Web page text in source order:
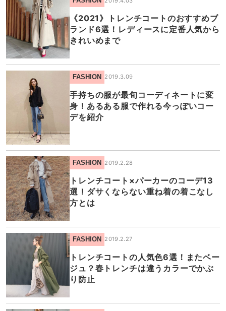
《2021》トレンチコートのおすすめブ
ランド6選！レディースに定番人気から
きれいめまで
FASHION 2019.3.09
手持ちの服が最旬コーディネートに変
身！あるある服で作れる今っぽいコー
デを紹介
FASHION 2019.2.28
トレンチコート×パーカーのコーデ13
選！ダサくならない重ね着の着こなし
方とは
FASHION 2019.2.27
トレンチコートの人気色6選！またベー
ジュ？春トレンチは違うカラーでかぶ
り防止